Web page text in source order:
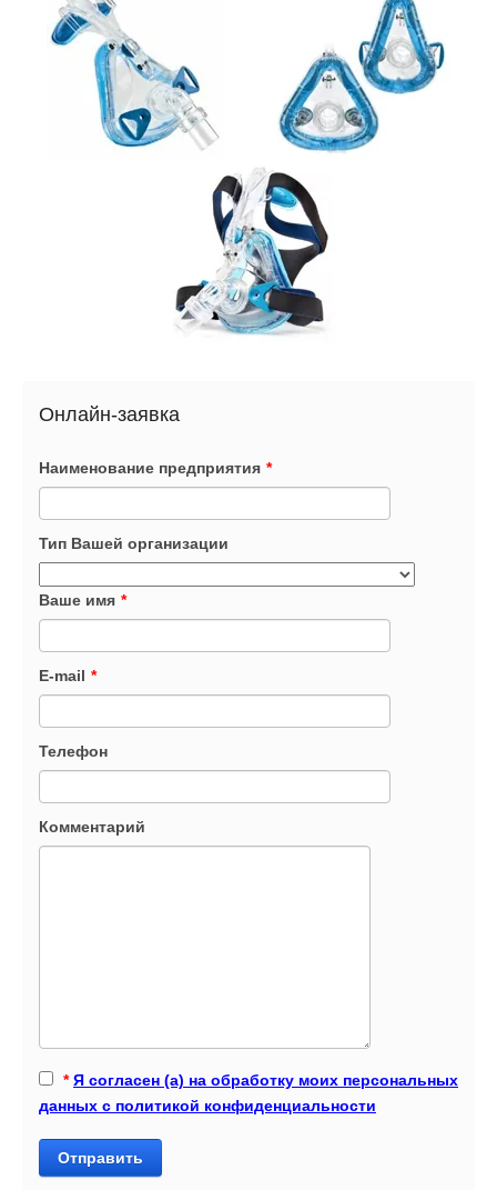
Онлайн-заявка
Наименование предприятия *
Тип Вашей организации
Ваше имя *
E-mail *
Телефон
Комментарий
* Я согласен (а) на обработку моих персональных
данных с политикой конфиденциальности
Отправить